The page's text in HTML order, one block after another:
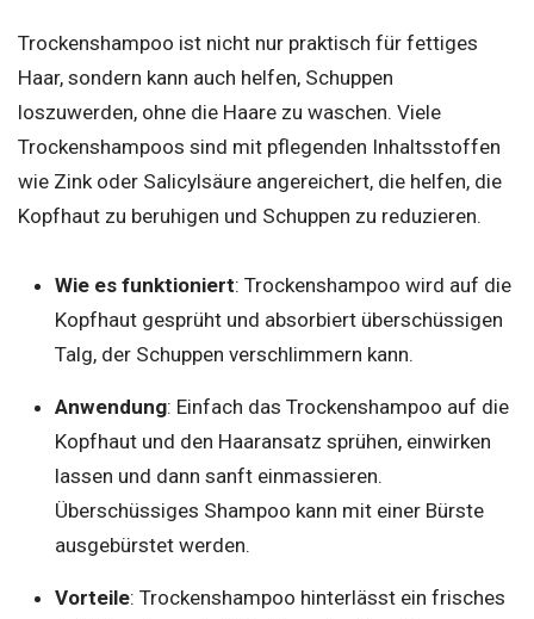
Trockenshampoo ist nicht nur praktisch für fettiges
Haar, sondern kann auch helfen, Schuppen
loszuwerden, ohne die Haare zu waschen. Viele
Trockenshampoos sind mit pflegenden Inhaltsstoffen
wie Zink oder Salicylsäure angereichert, die helfen, die
Kopfhaut zu beruhigen und Schuppen zu reduzieren.
Wie es funktioniert: Trockenshampoo wird auf die
Kopfhaut gesprüht und absorbiert überschüssigen
Talg, der Schuppen verschlimmern kann.
Anwendung: Einfach das Trockenshampoo auf die
Kopfhaut und den Haaransatz sprühen, einwirken
lassen und dann sanft einmassieren.
Überschüssiges Shampoo kann mit einer Bürste
ausgebürstet werden.
Vorteile: Trockenshampoo hinterlässt ein frisches